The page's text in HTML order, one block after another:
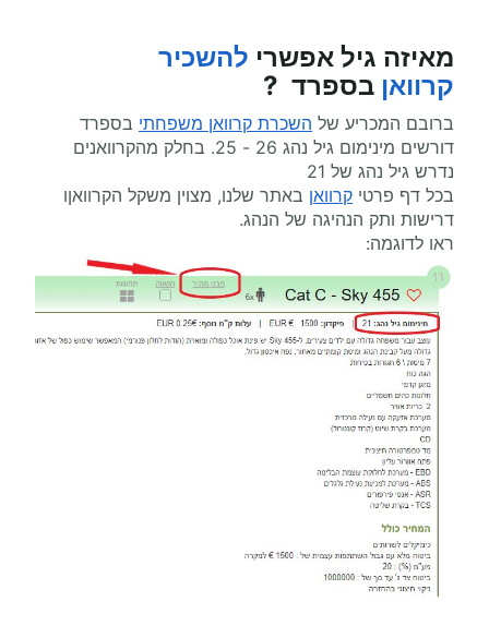
מאיזה גיל אפשרי להשכיר
קרוואן בספרד ?
ברובם המכריע של השכרת קרוואן משפחתי בספרד
דורשים מינימום גיל נהג 26 - 25. בחלק מהקרוואנים
נדרש גיל נהג של 21
בכל דף פרטי קרוואן באתר שלנו, מצוין משקל הקרוואןו
דרישות ותק הנהיגה של הנהג.
ראו לדוגמה: